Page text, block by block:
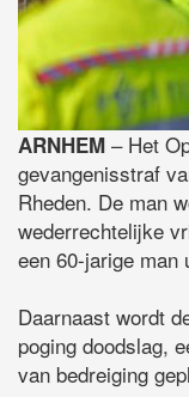
ARNHEM – Het
gevangenisstraf
Rheden. De man
wederrechtelijke
een 60-jarige man
Daarnaast wordt
poging doodslag,
van bedreiging